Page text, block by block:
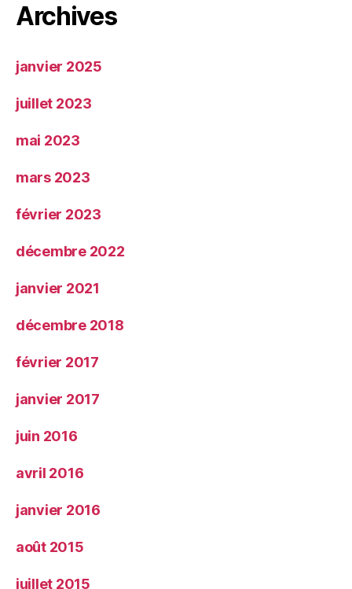
Archives
janvier 2025
juillet 2023
mai 2023
mars 2023
février 2023
décembre 2022
janvier 2021
décembre 2018
février 2017
janvier 2017
juin 2016
avril 2016
janvier 2016
août 2015
juillet 2015